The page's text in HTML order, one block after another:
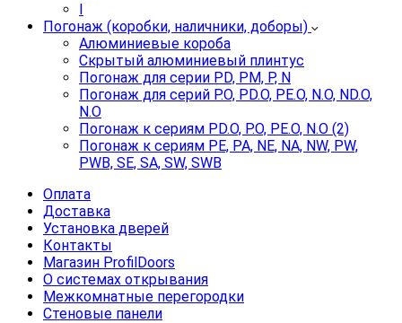
I
Погонаж (коробки, наличники, доборы)
Алюминиевые короба
Скрытый алюминиевый плинтус
Погонаж для серии PD, PM, P, N
Погонаж для серий P.O, PD.O, PE.O, N.O, ND.O,
N.O
Погонаж к сериям PD.O, P.O, PE.O, N.O (2)
Погонаж к сериям PE, PA, NE, NA, NW, PW,
PWB, SE, SA, SW, SWB
Оплата
Доставка
Установка дверей
Контакты
Магазин ProfilDoors
О системах открывания
Межкомнатные перегородки
Стеновые панели